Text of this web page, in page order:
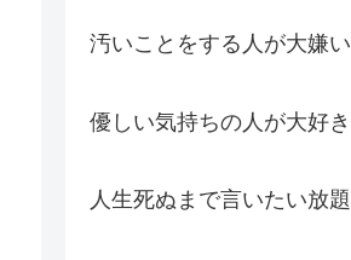
汚いことをする人が大嫌い
優しい気持ちの人が大好き
人生死ぬまで言いたい放題